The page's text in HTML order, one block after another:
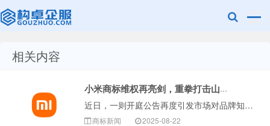
相关内容
小米商标维权再亮剑，重拳打击山寨乱象
近日，一则开庭公告再度引发市场对品牌知识产权保护的关注。据公开信息显示，小米科技有限责任公司与“米系有品（晋江）智能科技有限公司&rdqu···
商标新闻 2025-08-22